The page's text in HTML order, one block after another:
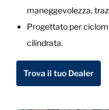
maneggevolezza,
Progettato per
cilindrata.
Trova il tuo Dealer